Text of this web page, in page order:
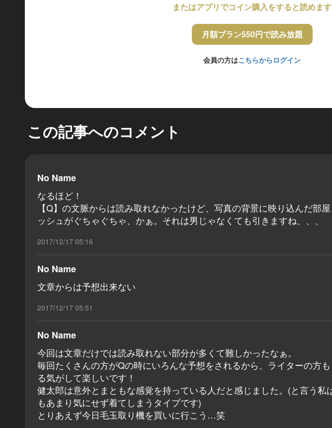
またはアプリでコイン購入をすると読めます
月額プラン550円で読み放題
会員の方はこちらからログイン
この記事へのコメント
No Name
なるほど！
【Q】の文脈からは読み取れなかったけど、写真の背景に映り込んだ部
ッシュがぐちゃぐちゃ、かぁ。それは男じゃなくても引きますね、、、
2017/12/17 05:16
No Name
文章からは予想出来ない
2017/12/17 05:51
No Name
今回は文章だけでは読み取れない部分が多くて難しかったなぁ。
毎回たくさんの方がQの時にいろんな予想をされるから、ライターの方
る気がして楽しいです！
健太郎は意外とまともな感覚を持っている人だと感じました。(と言う私
もあまり気にせず着てしまうタイプです)
とりあえず今日毛玉取り機を買いに行こう…笑